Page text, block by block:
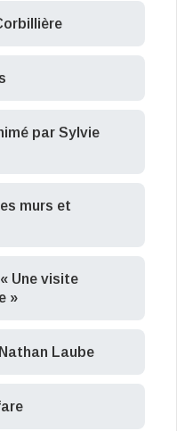
par Sylvie
murs et
Une visite
»
Laube